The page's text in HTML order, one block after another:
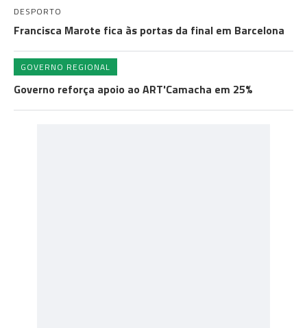
DESPORTO
Francisca Marote fica às portas da final em Barcelona
GOVERNO REGIONAL
Governo reforça apoio ao ART'Camacha em 25%